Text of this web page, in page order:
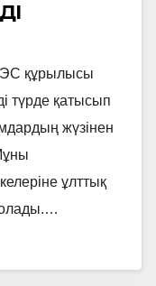
құрылысы
түрде қатысып
жүзінен
ұлттық